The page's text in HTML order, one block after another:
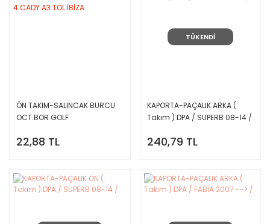
ÖN TAKIM-SALINCAK BURCU
OCT.BOR.GOLF
22,88 TL
TÜKENDİ
KAPORTA-PAÇALIK ARKA (
Takım ) DPA / SUPERB 08-14 /
240,79 TL